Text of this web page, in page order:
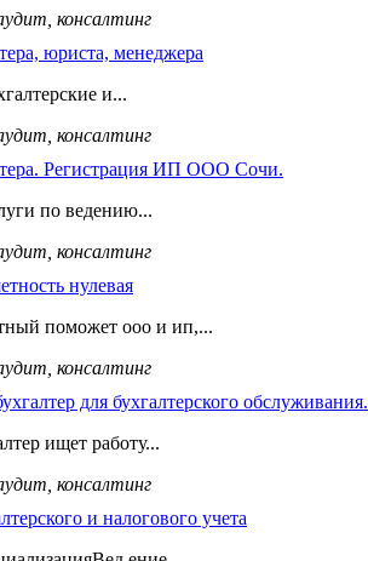
консалтинг
юриста, менеджера
и...
консалтинг
Регистрация ИП ООО Сочи.
по ведению...
консалтинг
нулевая
поможет ооо и ип,...
консалтинг
для бухгалтерского обслуживания.
ищет работу...
консалтинг
и налогового учета